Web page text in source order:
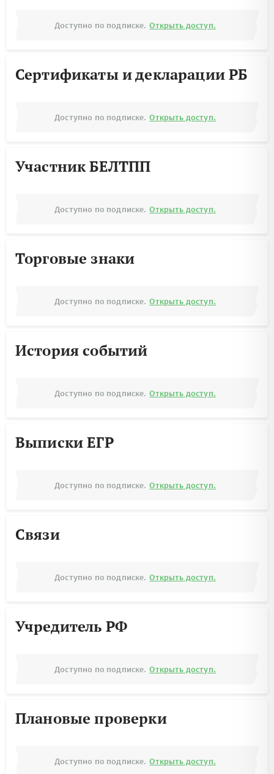
Доступно по подписке. Открыть доступ.
Сертификаты и декларации РБ
Доступно по подписке. Открыть доступ.
Участник БЕЛТПП
Доступно по подписке. Открыть доступ.
Торговые знаки
Доступно по подписке. Открыть доступ.
История событий
Доступно по подписке. Открыть доступ.
Выписки ЕГР
Доступно по подписке. Открыть доступ.
Связи
Доступно по подписке. Открыть доступ.
Учредитель РФ
Доступно по подписке. Открыть доступ.
Плановые проверки
Доступно по подписке. Открыть доступ.